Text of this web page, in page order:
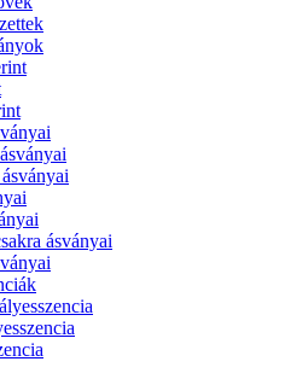
ásványai